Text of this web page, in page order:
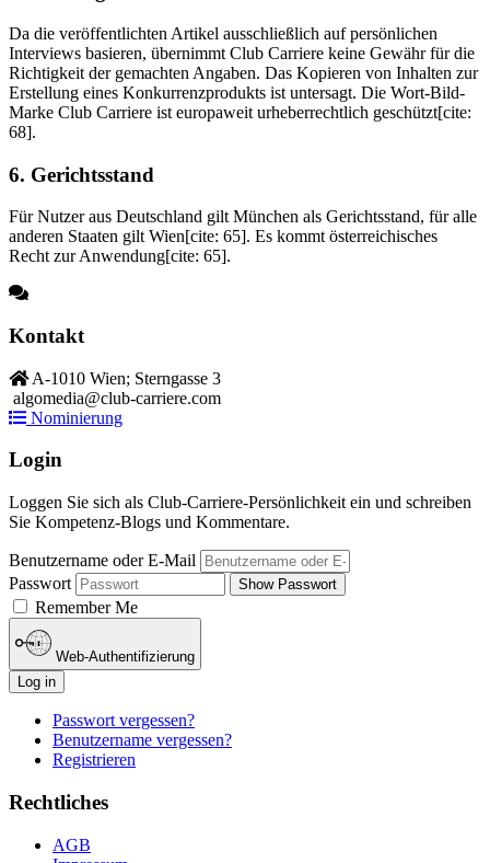
Da die veröffentlichten Artikel ausschließlich auf persönlichen
Interviews basieren, übernimmt Club Carriere keine Gewähr für die
Richtigkeit der gemachten Angaben. Das Kopieren von Inhalten zur
Erstellung eines Konkurrenzprodukts ist untersagt. Die Wort-Bild-
Marke Club Carriere ist europaweit urheberrechtlich geschützt[cite:
68].
6. Gerichtsstand
Für Nutzer aus Deutschland gilt München als Gerichtsstand, für alle
anderen Staaten gilt Wien[cite: 65]. Es kommt österreichisches
Recht zur Anwendung[cite: 65].
Kontakt
A-1010 Wien; Sterngasse 3
algomedia@club-carriere.com
Nominierung
Login
Loggen Sie sich als Club-Carriere-Persönlichkeit ein und schreiben
Sie Kompetenz-Blogs und Kommentare.
Benutzername oder E-Mail
Passwort
Show Passwort
Remember Me
Web-Authentifizierung
Log in
Passwort vergessen?
Benutzername vergessen?
Registrieren
Rechtliches
AGB